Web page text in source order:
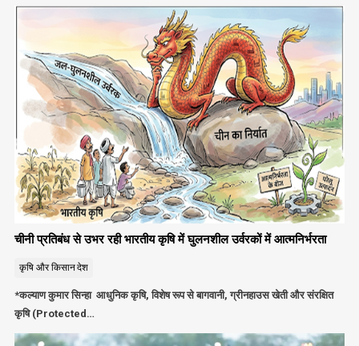
चीनी प्रतिबंध से उभर रही भारतीय कृषि में घुलनशील उर्वरकों में आत्मनिर्भरता
कृषि और किसानदेश
*कल्याण कुमार सिन्हा आधुनिक कृषि, विशेष रूप से बागवानी, ग्रीनहाउस खेती और संरक्षित
कृषि (Protected…